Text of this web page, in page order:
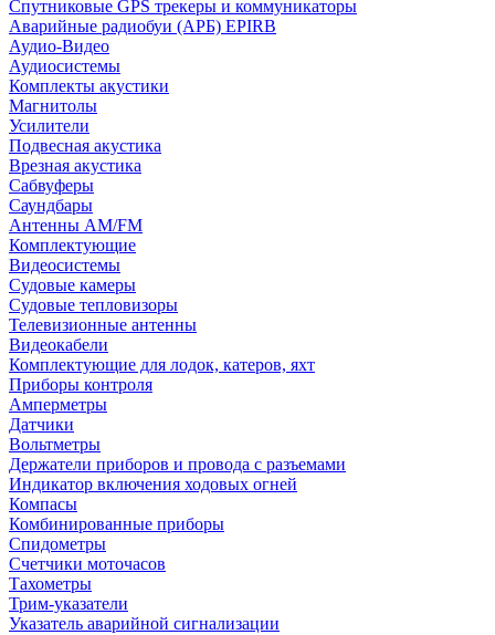
Спутниковые GPS трекеры и коммуникаторы
Аварийные радиобуи (АРБ) EPIRB
Аудио-Видео
Аудиосистемы
Комплекты акустики
Магнитолы
Усилители
Подвесная акустика
Врезная акустика
Сабвуферы
Саундбары
Антенны AM/FM
Комплектующие
Видеосистемы
Судовые камеры
Cудовые тепловизоры
Телевизионные антенны
Видеокабели
Комплектующие для лодок, катеров, яхт
Приборы контроля
Амперметры
Датчики
Вольтметры
Держатели приборов и провода с разъемами
Индикатор включения ходовых огней
Компасы
Комбинированные приборы
Спидометры
Счетчики моточасов
Тахометры
Трим-указатели
Указатель аварийной сигнализации